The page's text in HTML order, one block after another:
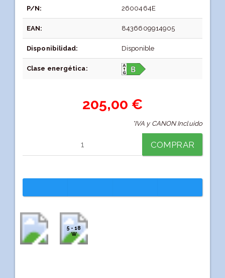
P/N: 2600464E
EAN: 8436609914905
Disponibilidad: Disponible
Clase energética:
205,00 €
*IVA y CANON Incluido
COMPRAR
5 - 18
W